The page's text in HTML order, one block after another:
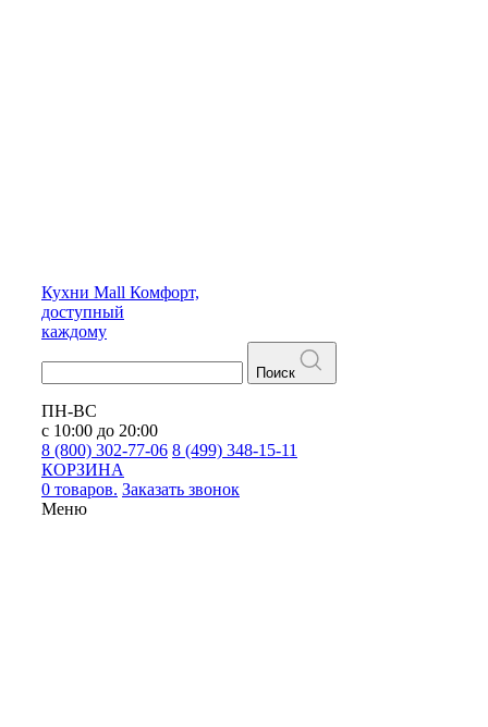
Кухни Mall Комфорт,
доступный
каждому
Поиск
ПН-ВС
с 10:00 до 20:00
8 (800) 302-77-06 8 (499) 348-15-11
КОРЗИНА
0 товаров. Заказать звонок
Меню